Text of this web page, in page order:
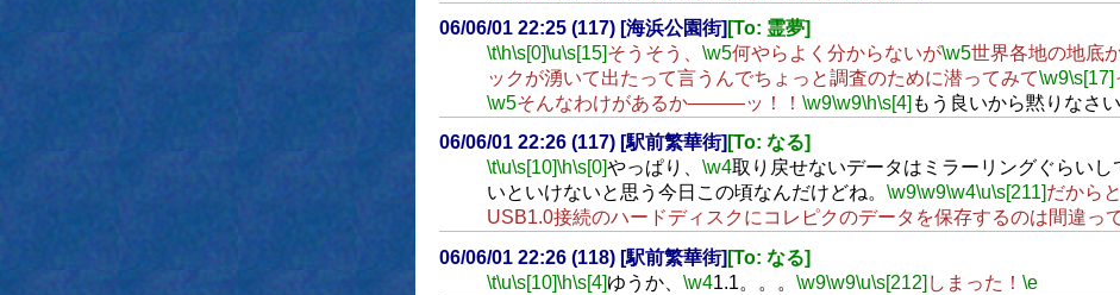
06/06/01 22:25 (117) [海浜公園街] [To: 霊夢]
\t\h\s[0]\u\s[15]そうそう、 \w5何やらよく分からないが\w5世界各地の地底
ックが湧いて出たって言うんでちょっと調査のために潜ってみて\w9\s[17]
\w5そんなわけがあるか―――ッ！！ \w9\w9\h\s[4] もう良いから黙りなさい
06/06/01 22:26 (117) [駅前繁華街] [To: なる]
\t\u\s[10]\h\s[0]やっぱり、 \w4取り戻せないデータはミラーリングぐらいし
いといけないと思う今日この頃なんだけどね。 \w9\w9\w4\u\s[211]だから
USB1.0接続のハードディスクにコレピクのデータを保存するのは間違って
06/06/01 22:26 (118) [駅前繁華街] [To: なる]
\t\u\s[10]\h\s[4]ゆうか、 \w41.1。。。 \w9\w9\u\s[212] しまった！ \e